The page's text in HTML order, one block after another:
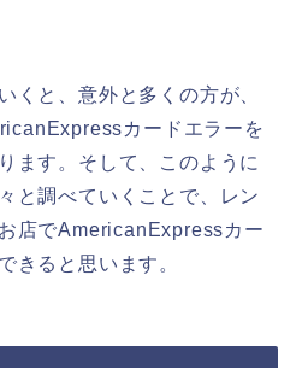
くと、意外と多くの方が、
カードエラーを
ます。そして、このように
と調べていくことで、レン
店でAmericanExpressカー
きると思います。